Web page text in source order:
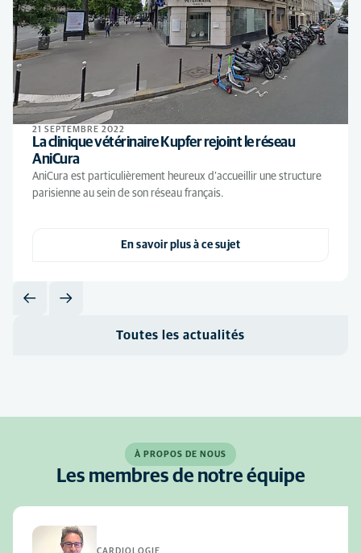
21 SEPTEMBRE 2022
La clinique vétérinaire Kupfer rejoint le réseau
AniCura
AniCura est particulièrement heureux d’accueillir une structure
parisienne au sein de son réseau français.
En savoir plus à ce sujet
Toutes les actualités
À PROPOS DE NOUS
Les membres de notre équipe
CARDIOLOGIE